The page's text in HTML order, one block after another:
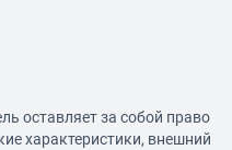
оставляет за собой право
характеристики, внешний